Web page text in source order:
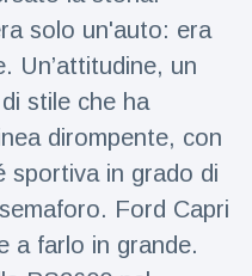
solo un'auto: era
Un’attitudine, un
stile che ha
dirompente, con
sportiva in grado di
Ford Capri
a farlo in grande.